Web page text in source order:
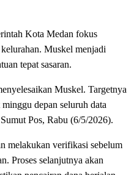
Kota Medan fokus
Muskel menjadi
tepat sasaran.
Muskel. Targetnya
depan seluruh data
Pos, Rabu (6/5/2026).
melakukan verifikasi sebelum
Proses selanjutnya akan